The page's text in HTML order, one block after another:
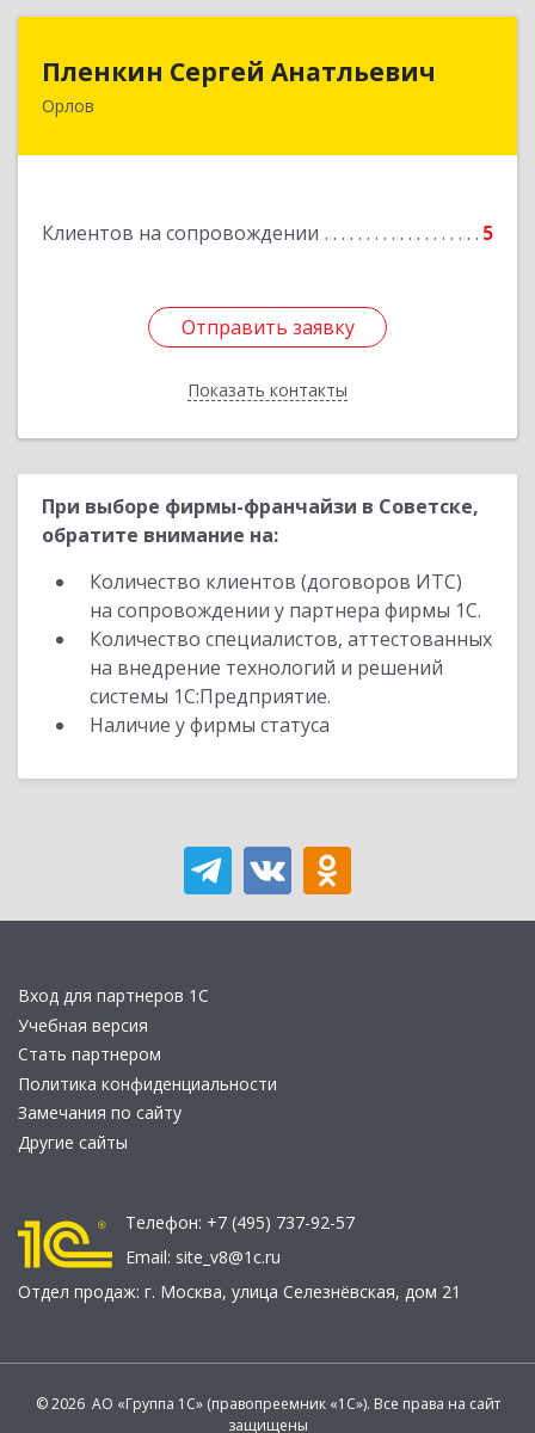
Пленкин Сергей Анатльевич
Орлов
Клиентов на сопровождении 5
Отправить заявку
Показать контакты
Пленкин Сергей Анатльевич
Отправить заявку
Назад
При выборе фирмы-франчайзи в Советске,
обратите внимание на:
Количество клиентов (договоров ИТС)
на сопровождении у партнера фирмы 1С.
Количество специалистов, аттестованных
на внедрение технологий и решений
системы 1С:Предприятие.
Наличие у фирмы статуса
Вход для партнеров 1С
Учебная версия
Стать партнером
Политика конфиденциальности
Замечания по сайту
Другие сайты
Телефон: +7 (495) 737-92-57
Email: site_v8@1c.ru
Отдел продаж: г. Москва, улица Селезнёвская, дом 21
© 2026 АО «Группа 1С» (правопреемник «1С»). Все права на сайт
защищены